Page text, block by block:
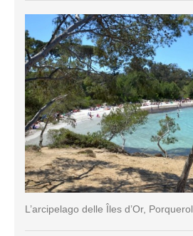
L’arcipelago delle Îles d’Or,